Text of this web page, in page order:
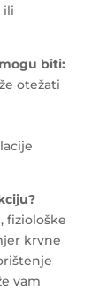
ili
biti:
otežati
fiziološke
krvne
vam